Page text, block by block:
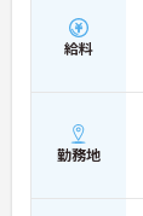
給料
勤務地